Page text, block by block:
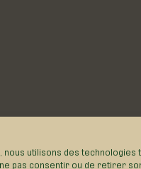
utilisons des
pas consentir ou de retirer